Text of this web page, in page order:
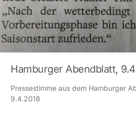
Hamburger Abendblatt,
Pressestimme aus dem Hamburger
9.4.2018